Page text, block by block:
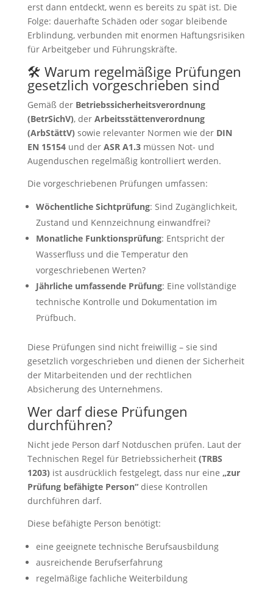
erst dann entdeckt, wenn es bereits zu spät ist. Die
Folge: dauerhafte Schäden oder sogar bleibende
Erblindung, verbunden mit enormen Haftungsrisiken
für Arbeitgeber und Führungskräfte.
🛠️ Warum regelmäßige Prüfungen
gesetzlich vorgeschrieben sind
Gemäß der Betriebssicherheitsverordnung
(BetrSichV), der Arbeitsstättenverordnung
(ArbStättV) sowie relevanter Normen wie der DIN
EN 15154und der ASR A1.3müssen Not- und
Augenduschen regelmäßig kontrolliert werden.
Die vorgeschriebenen Prüfungen umfassen:
Wöchentliche Sichtprüfung: Sind Zugänglichkeit,
Zustand und Kennzeichnung einwandfrei?
Monatliche Funktionsprüfung: Entspricht der
Wasserfluss und die Temperatur den
vorgeschriebenen Werten?
Jährliche umfassende Prüfung: Eine vollständige
technische Kontrolle und Dokumentation im
Prüfbuch.
Diese Prüfungen sind nicht freiwillig – sie sind
gesetzlich vorgeschrieben und dienen der Sicherheit
der Mitarbeitenden und der rechtlichen
Absicherung des Unternehmens.
Wer darf diese Prüfungen
durchführen?
Nicht jede Person darf Notduschen prüfen. Laut der
Technischen Regel für Betriebssicherheit (TRBS
1203) ist ausdrücklich festgelegt, dass nur eine „zur
Prüfung befähigte Person“diese Kontrollen
durchführen darf.
Diese befähigte Person benötigt:
eine geeignete technische Berufsausbildung
ausreichende Berufserfahrung
regelmäßige fachliche Weiterbildung